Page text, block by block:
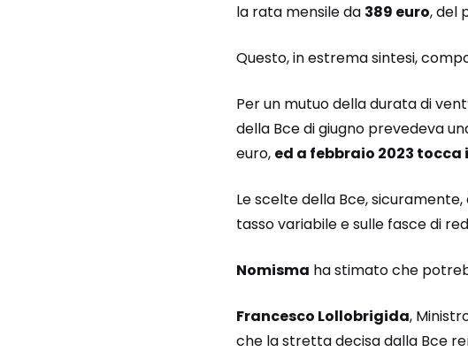
la rata mensile da 389 euro, del
Questo, in estrema sintesi,
Per un mutuo della durata di
della Bce di giugno prevedeva
euro, ed a febbraio 2023 tocca
Le scelte della Bce,
tasso variabile e sulle fasce di
Nomisma ha stimato che
Francesco Lollobrigida,
che la stretta decisa dalla Bce